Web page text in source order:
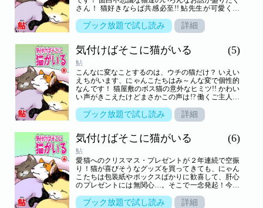
さん！ 猫好きならば共感必至!! 鮎先生が可愛く描
が登場です♪
ブック放題で試し読み 詳細
気付けばそこに猫がいる (5)
鮎
こんなに変なことするのは、ウチの猫だけ？ いえい
えちがいます、にゃんこたちはみ～んな変で個性的
なんです！ 猫屋敷のボス猫の意外なヒミツ!! かわい
い声がきこえたけどまさかこの声は!? 働くご主人さ
での仕事が進まない～!! などなど面白不思議な猫た
ちのいろんなお話が盛りだくさん！ 猫好きならば共
投稿にゃんこエピソード集が登場です♪
ブック放題で試し読み 詳細
気付けばそこに猫がいる (6)
鮎
愛猫へのクリスマス・プレゼントが２年連続で空振
り！猫が喜びそうなグッズを買ってきても、にゃん
こたちは包装紙やボックスばかりに歓喜して、肝心
のプレゼントには無関心…。そこで一念発起！今年
る…!? ある日、趣味の釣りをしていたら、茂みのな
ブック放題で試し読み 詳細